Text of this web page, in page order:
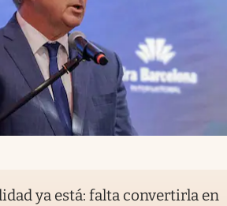
ya está: falta convertirla en